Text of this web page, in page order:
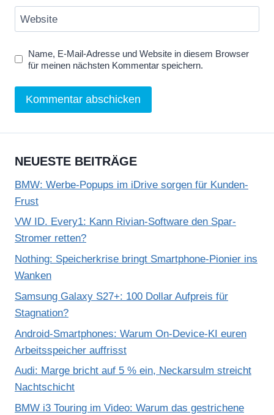
Website
Name, E-Mail-Adresse und Website in diesem Browser
für meinen nächsten Kommentar speichern.
NEUESTE BEITRÄGE
BMW: Werbe-Popups im iDrive sorgen für Kunden-
Frust
VW ID. Every1: Kann Rivian-Software den Spar-
Stromer retten?
Nothing: Speicherkrise bringt Smartphone-Pionier ins
Wanken
Samsung Galaxy S27+: 100 Dollar Aufpreis für
Stagnation?
Android-Smartphones: Warum On-Device-KI euren
Arbeitsspeicher auffrisst
Audi: Marge bricht auf 5 % ein, Neckarsulm streicht
Nachtschicht
BMW i3 Touring im Video: Warum das gestrichene